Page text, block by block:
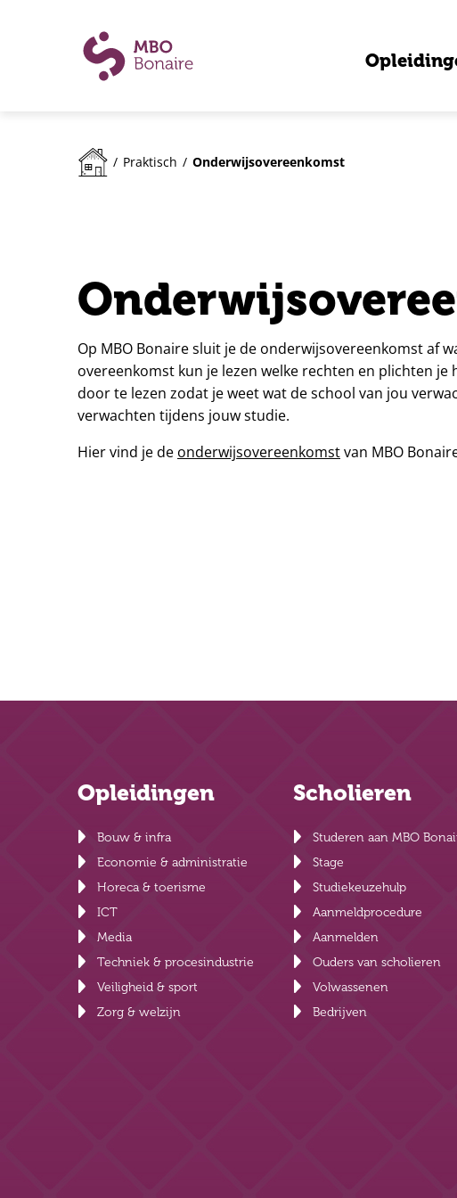
/ Praktisch / Onderwijsovereenkomst
Op MBO Bonaire sluit je de onderwijsovereenkomst af
overeenkomst kun je lezen welke rechten en plichten
door te lezen zodat je weet wat de school van jou
verwachten tijdens jouw studie.
Hier vind je de onderwijsovereenkomstvan MBO
Opleidingen
Bouw & infra
Economie & administratie
Horeca & toerisme
ICT
Media
Techniek & procesindustrie
Veiligheid & sport
Zorg & welzijn
Scholieren
Studeren aan MBO
Stage
Studiekeuzehulp
Aanmeldprocedure
Aanmelden
Ouders van scholieren
Volwassenen
Bedrijven